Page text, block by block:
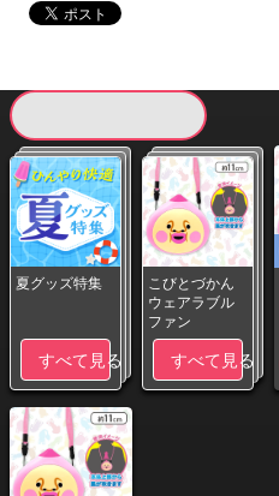
夏グッズ特集
すべて見る
こびとづかん
ウェアラブル
ファン
すべて見る